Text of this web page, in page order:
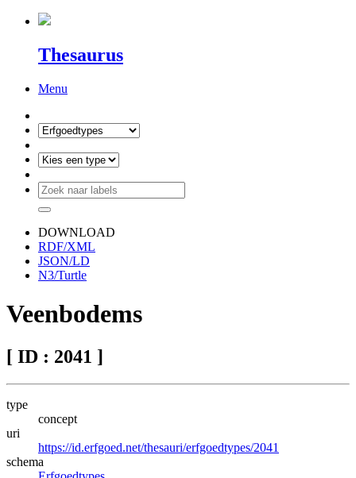
Thesaurus
Menu
DOWNLOAD
RDF/XML
JSON/LD
N3/Turtle
Veenbodems
[ ID : 2041 ]
type
concept
uri
https://id.erfgoed.net/thesauri/erfgoedtypes/2041
schema